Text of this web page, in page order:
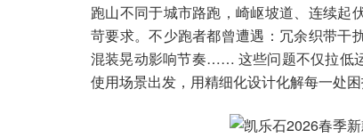
跑山不同于城市路跑，崎岖坡道、连续起
苛要求。不少跑者都曾遭遇：冗余织带干
混装晃动影响节奏…… 这些问题不仅拉低
使用场景出发，用精细化设计化解每一处困